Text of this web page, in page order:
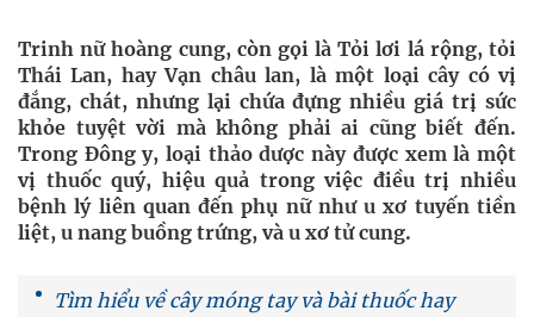
Trinh nữ hoàng cung, còn gọi là Tỏi lơi lá rộng, tỏi
Thái Lan, hay Vạn châu lan, là một loại cây có vị
đắng, chát, nhưng lại chứa đựng nhiều giá trị sức
khỏe tuyệt vời mà không phải ai cũng biết đến.
Trong Đông y, loại thảo dược này được xem là một
vị thuốc quý, hiệu quả trong việc điều trị nhiều
bệnh lý liên quan đến phụ nữ như u xơ tuyến tiền
liệt, u nang buồng trứng, và u xơ tử cung.
Tìm hiểu về cây móng tay và bài thuốc hay